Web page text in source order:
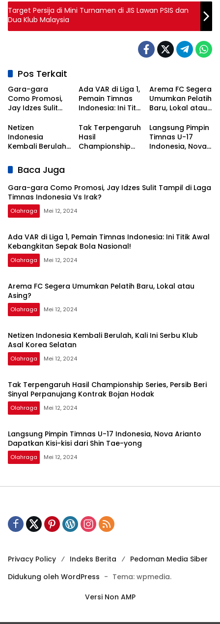
Target Persija di Mini Turnamen di JIS Lawan PSIS dan
Dua Klub Malaysia
Pos Terkait
Gara-gara
Como Promosi,
Jay Idzes Sulit
Timnas
Indonesia Vs
Irak?
Ada VAR di Liga 1,
Pemain Timnas
Indonesia: Ini Titik
Kebangkitan
Sepak Bola
Nasional!
Arema FC Segera
Umumkan Pelatih
Baru, Lokal atau
Netizen
Indonesia
Kembali Berulah,
Asal Korea
Selatan
Tak Terpengaruh
Hasil
Championship
Kontrak Bojan
Hodak
Langsung Pimpin
Timnas U-17
Indonesia, Nova
yong
Baca Juga
Gara-gara Como Promosi, Jay Idzes Sulit Tampil di Laga
Timnas Indonesia Vs Irak?
Olahraga Mei 12, 2024
Ada VAR di Liga 1, Pemain Timnas Indonesia: Ini Titik Awal
Kebangkitan Sepak Bola Nasional!
Olahraga Mei 12, 2024
Arema FC Segera Umumkan Pelatih Baru, Lokal atau
Asing?
Olahraga Mei 12, 2024
Netizen Indonesia Kembali Berulah, Kali Ini Serbu Klub
Asal Korea Selatan
Olahraga Mei 12, 2024
Tak Terpengaruh Hasil Championship Series, Persib Beri
Sinyal Perpanujang Kontrak Bojan Hodak
Olahraga Mei 12, 2024
Langsung Pimpin Timnas U-17 Indonesia, Nova Arianto
Dapatkan Kisi-kisi dari Shin Tae-yong
Olahraga Mei 12, 2024
Privacy Policy Indeks Berita
Pedoman Media Siber
Didukung oleh WordPress - Tema: wpmedia.
Versi Non AMP